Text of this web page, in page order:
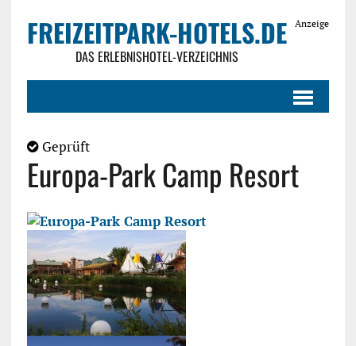
FREIZEITPARK-HOTELS.DE
DAS ERLEBNISHOTEL-VERZEICHNIS
Anzeige
Geprüft
Europa-Park Camp Resort